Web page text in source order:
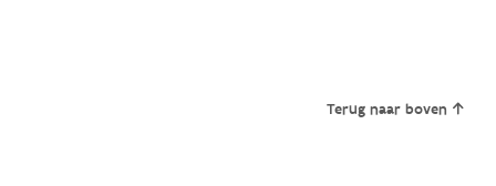
Terug naar boven